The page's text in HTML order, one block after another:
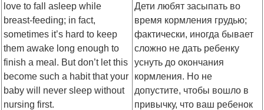
love to fall asleep while
breast-feeding; in fact,
sometimes it’s hard to keep
them awake long enough to
finish a meal. But don’t let this
become such a habit that your
baby will never sleep without
nursing first.
Дети любят засыпать во
время кормления грудью;
фактически, иногда бывает
сложно не дать ребенку
уснуть до окончания
кормления. Но не
допустите, чтобы вошло в
привычку, что ваш ребенок